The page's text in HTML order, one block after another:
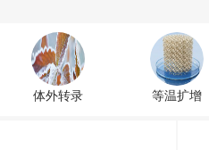
体外转录 等温扩增